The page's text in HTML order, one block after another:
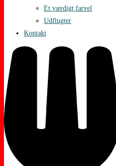
Et værdigt farvel
Udflugter
Kontakt